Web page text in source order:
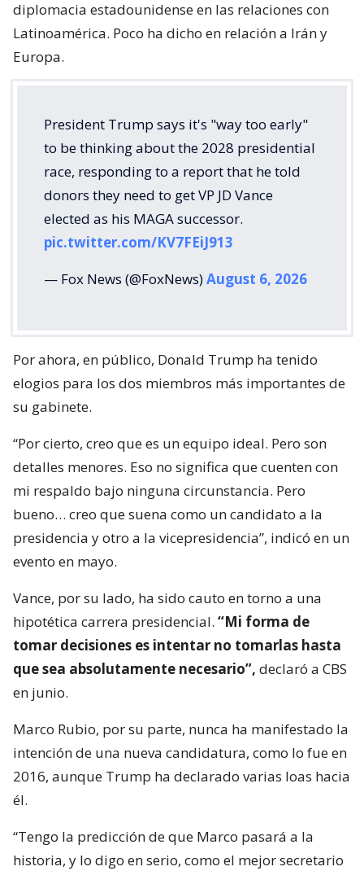
diplomacia estadounidense en las relaciones con
Latinoamérica. Poco ha dicho en relación a Irán y
Europa.
President Trump says it's "way too early"
to be thinking about the 2028 presidential
race, responding to a report that he told
donors they need to get VP JD Vance
elected as his MAGA successor.
pic.twitter.com/KV7FEiJ913
— Fox News (@FoxNews)August 6, 2026
Por ahora, en público, Donald Trump ha tenido
elogios para los dos miembros más importantes de
su gabinete.
“Por cierto, creo que es un equipo ideal. Pero son
detalles menores. Eso no significa que cuenten con
mi respaldo bajo ninguna circunstancia. Pero
bueno… creo que suena como un candidato a la
presidencia y otro a la vicepresidencia”, indicó en un
evento en mayo.
Vance, por su lado, ha sido cauto en torno a una
hipotética carrera presidencial. “Mi forma de
tomar decisiones es intentar no tomarlas hasta
que sea absolutamente necesario”, declaró a CBS
en junio.
Marco Rubio, por su parte, nunca ha manifestado la
intención de una nueva candidatura, como lo fue en
2016, aunque Trump ha declarado varias loas hacia
él.
“Tengo la predicción de que Marco pasará a la
historia, y lo digo en serio, como el mejor secretario